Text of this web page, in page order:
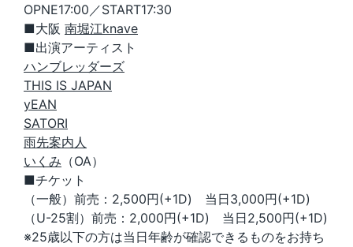
OPNE17:00／START17:30
■大阪 南堀江knave
■出演アーティスト
ハンブレッダーズ
THIS IS JAPAN
yEAN
SATORI
雨先案内人
いくみ （OA）
■チケット
（一般）前売：2,500円(+1D) 当日3,000円(+1D)
（U-25割）前売：2,000円(+1D) 当日2,500円(+1D)
※25歳以下の方は当日年齢が確認できるものをお持ち